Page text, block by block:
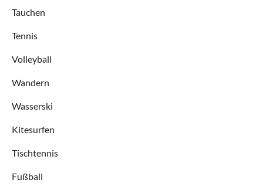
Tauchen
Tennis
Volleyball
Wandern
Wasserski
Kitesurfen
Tischtennis
Fußball